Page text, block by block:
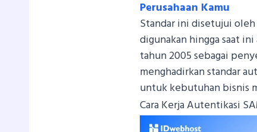
Perusahaan Kamu
Standar ini disetujui oleh
digunakan hingga saat ini
tahun 2005 sebagai
menghadirkan standar
untuk kebutuhan bisnis
Cara Kerja Autentikasi